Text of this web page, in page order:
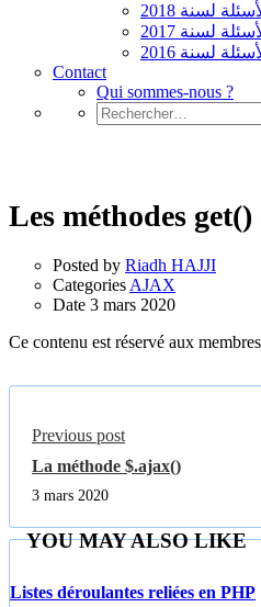
لسنة 2018
لسنة 2017
لسنة 2016
Contact
Qui sommes-nous ?
Rechercher :
Les méthodes
Posted by Riadh HAJJI
Categories AJAX
Date 3 mars 2020
Ce contenu est réservé aux
Previous post
La méthode $.ajax()
3 mars 2020
YOU MAY ALSO LIKE
Listes déroulantes reliées en PHP